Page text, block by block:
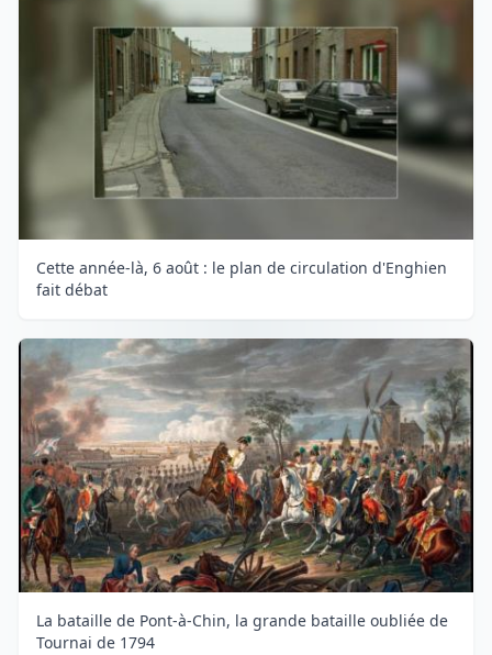
Cette année-là, 6 août : le plan de circulation d'Enghien
fait débat
La bataille de Pont-à-Chin, la grande bataille oubliée de
Tournai de 1794